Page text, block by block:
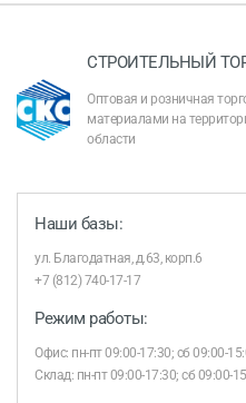
СТРОИТЕЛЬНЫЙ
Оптовая и розничная
материалами на
области
Наши базы:
ул. Благодатная, д.63, корп.6
+7 (812) 740-17-17
Режим работы:
Офис: пн-пт 09:00-17:30; сб 09:00-
Склад: пн-пт 09:00-17:30; сб 09:00-